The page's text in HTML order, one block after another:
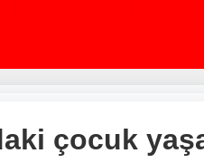
çocuk